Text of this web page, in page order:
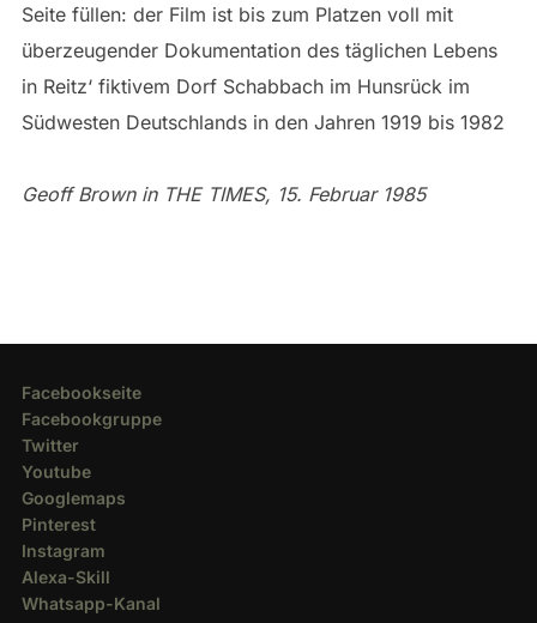
Seite füllen: der Film ist bis zum Platzen voll mit
überzeugender Dokumentation des täglichen Lebens
in Reitz‘ fiktivem Dorf Schabbach im Hunsrück im
Südwesten Deutschlands in den Jahren 1919 bis 1982
Geoff Brown in THE TIMES, 15. Februar 1985
Facebookseite
Facebookgruppe
Twitter
Youtube
Googlemaps
Pinterest
Instagram
Alexa-Skill
Whatsapp-Kanal